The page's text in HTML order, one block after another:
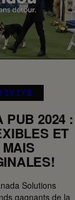
PUB 2024 :
ET
Solutions
gagnants de la